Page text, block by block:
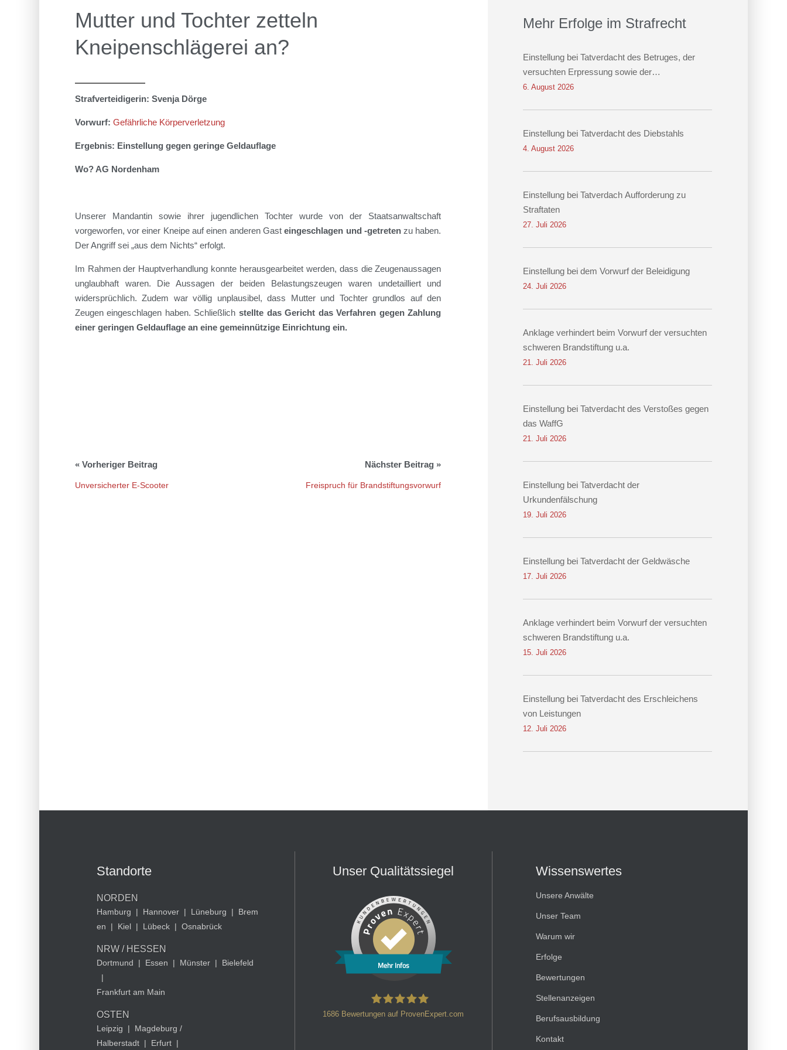
Mutter und Tochter zetteln
Kneipenschlägerei an?
Strafverteidigerin: Svenja Dörge
Vorwurf: Gefährliche Körperverletzung
Ergebnis: Einstellung gegen geringe Geldauflage
Wo? AG Nordenham
Unserer Mandantin sowie ihrer jugendlichen Tochter wurde von der Staatsanwaltschaft
vorgeworfen, vor einer Kneipe auf einen anderen Gasteingeschlagen und -getretenzu haben.
Der Angriff sei „aus dem Nichts“ erfolgt.
Im Rahmen der Hauptverhandlung konnte herausgearbeitet werden, dass die Zeugenaussagen
unglaubhaft waren. Die Aussagen der beiden Belastungszeugen waren undetailliert und
widersprüchlich. Zudem war völlig unplausibel, dass Mutter und Tochter grundlos auf den
Zeugen eingeschlagen haben. Schließlich stellte das Gericht das Verfahren gegen Zahlung
einer geringen Geldauflage an eine gemeinnützige Einrichtung ein.
Unversicherter E-Scooter Freispruch für Brandstiftungsvorwurf
Mehr Erfolge im Strafrecht
Einstellung bei Tatverdacht des Betruges, der
versuchten Erpressung sowie der
Datenveränderung
6. August 2026
Einstellung bei Tatverdacht des Diebstahls
4. August 2026
Einstellung bei Tatverdach Aufforderung zu
Straftaten
27. Juli 2026
Einstellung bei dem Vorwurf der Beleidigung
24. Juli 2026
Anklage verhindert beim Vorwurf der versuchten
schweren Brandstiftung u.a.
21. Juli 2026
Einstellung bei Tatverdacht des Verstoßes gegen
das WaffG
21. Juli 2026
Einstellung bei Tatverdacht der
Urkundenfälschung
19. Juli 2026
Einstellung bei Tatverdacht der Geldwäsche
17. Juli 2026
Anklage verhindert beim Vorwurf der versuchten
schweren Brandstiftung u.a.
15. Juli 2026
Einstellung bei Tatverdacht des Erschleichens
von Leistungen
12. Juli 2026
Standorte
NORDEN
Hamburg | Hannover | Lüneburg |
Brem
en
| Kiel | Lübeck | Osnabrück
NRW / HESSEN
Dortmund | Essen | Münster |
Bielefeld
|
Frankfurt am Main
OSTEN
Leipzig |
Magdeburg /
Halberstadt | Erfurt |
Unser Qualitätssiegel
Mehr Infos
1686 Bewertungen auf ProvenExpert.com
Wissenswertes
Unsere Anwälte
Unser Team
Warum wir
Erfolge
Bewertungen
Stellenanzeigen
Berufsausbildung
Kontakt